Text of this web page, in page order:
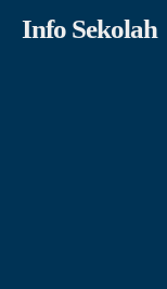
Info Sekolah